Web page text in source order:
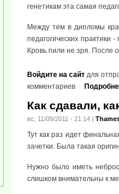
генетикам эта самая
Между тем в дипломы
педагогических
Кровь пили не зря. После
Войдите на сайт для
комментариев
Как сдавали,
вс, 11/09/2011 - 21:14 |
Тут как раз идет
зачетки. Была такая
Нужно было иметь
слишком внимательны к